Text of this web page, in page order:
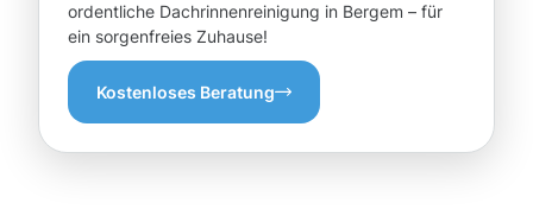
ordentliche Dachrinnenreinigung in Bergem – für
ein sorgenfreies Zuhause!
Kostenloses Beratung